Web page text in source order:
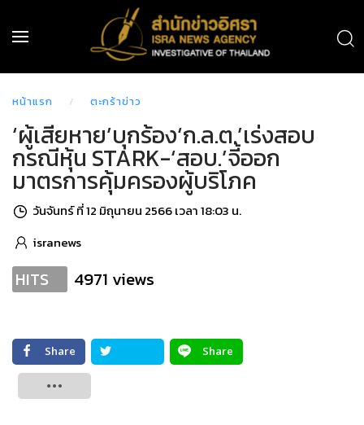
หน้าแรก ตะกร้าข่าว
‘ผู้เสียหาย’บุกร้อง‘ก.ล.ต.’เร่งสอบ
กรณีหุ้น STARK-‘สอบ.’จี้ออก
มาตรการคุ้มครองผู้บริโภค
วันจันทร์ ที่ 12 มิถุนายน 2566 เวลา 18:03 น.
isranews
HITS 4971 views
Share
Share